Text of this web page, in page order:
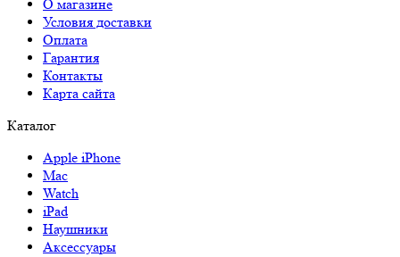
О магазине
Условия доставки
Оплата
Гарантия
Контакты
Карта сайта
Каталог
Apple iPhone
Mac
Watch
iPad
Наушники
Аксессуары